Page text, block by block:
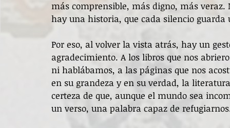
más comprensible, más digno, más veraz.
hay una historia, que cada silencio guarda
Por eso, al volver la vista atrás, hay un
agradecimiento. A los libros que nos
ni hablábamos, a las páginas que nos
en su grandeza y en su verdad, la
certeza de que, aunque el mundo sea
un verso, una palabra capaz de